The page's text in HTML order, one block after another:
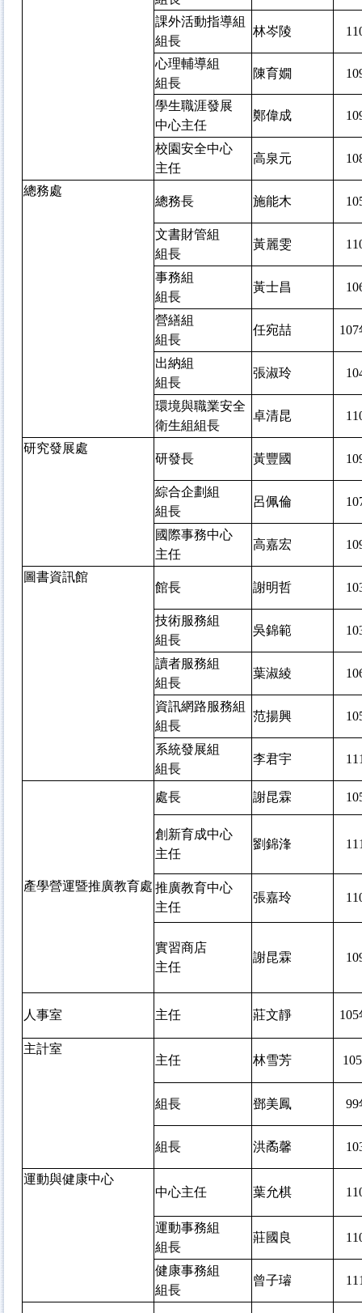
課外活動指導組
組長
林岑陵
心理輔導組
組長
陳育嫺
學生職涯發展
中心主任
鄭偉成
校園安全中心
主任
高泉元
總務處
總務長 施能木
文書財管組
組長
黃麗雯
事務組
組長
黃士昌
營繕組
組長
任宛喆
出納組
組長
張淑玲
環境與職業安全
衛生組組長
卓清昆
研究發展處
研發長 黃豐國
綜合企劃組
組長
呂佩倫
國際事務中心
主任
高嘉宏
圖書資訊館
館長 謝明哲
技術服務組
組長
吳錦範
讀者服務組
組長
葉淑綾
資訊網路服務組
組長
范揚興
系統發展組
組長
李君宇
產學營運暨推廣教育處
處長 謝昆霖
創新育成中心
主任
劉錦浲
推廣教育中心
主任
張嘉玲
實習商店
主任
謝昆霖
人事室 主任 莊文靜
主計室
主任
林雪芳
組長 鄧美鳳 99
組長 洪矞馨
運動與健康中心
中心主任
葉允棋
運動事務組
組長
莊國良
健康事務組
組長
曾子璿